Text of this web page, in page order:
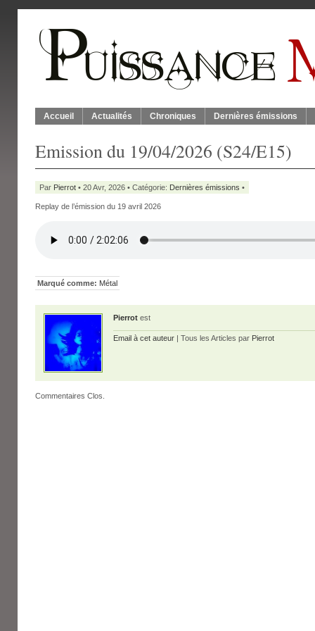
Accueil Actualités Chroniques Dernières émissions
Emission du 19/04/2026 (S24/E15)
Par Pierrot • 20 Avr, 2026 • Catégorie: Dernières émissions •
Replay de l’émission du 19 avril 2026
Marqué comme: Métal
Pierrot est
Email à cet auteur | Tous les Articles par Pierrot
Commentaires Clos.